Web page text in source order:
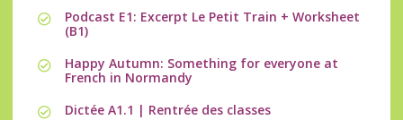
Podcast E1: Excerpt Le Petit Train + Worksheet
(B1)
Happy Autumn: Something for everyone at
French in Normandy
Dictée A1.1 | Rentrée des classes